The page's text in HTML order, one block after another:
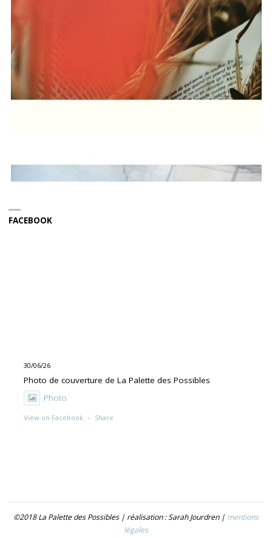
FACEBOOK
30/06/26
Photo de couverture de La Palette des Possibles
Photo
View on Facebook · Share
- 21.07- 5.09 : TROUVER LE NOM
©2018 La Palette des Possibles | réalisation : Sarah Jourdren | mentions
légales